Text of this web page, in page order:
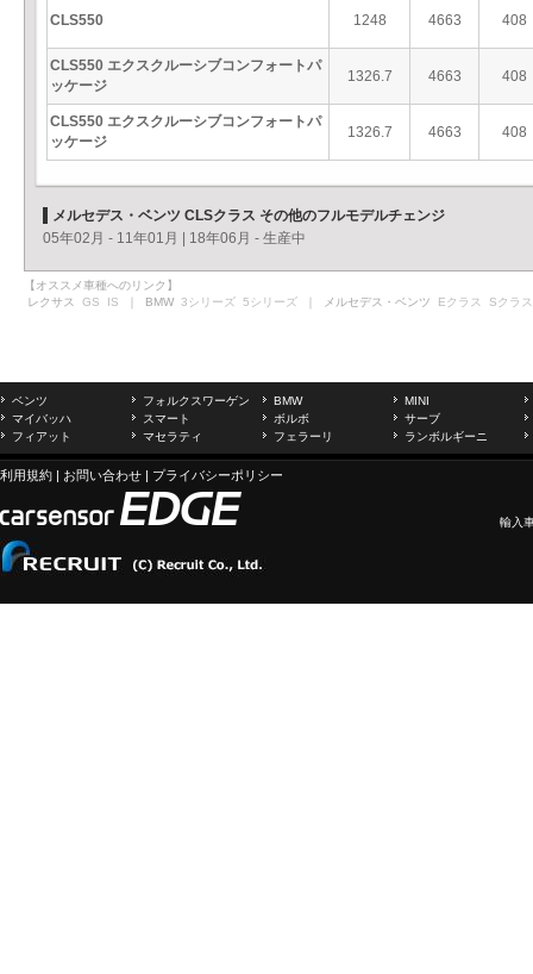
CLS550 1248 4663 408
CLS550 エクスクルーシブコンフォートパ
ッケージ
1326.7 4663 408
CLS550 エクスクルーシブコンフォートパ
ッケージ
1326.7 4663 408
メルセデス・ベンツ CLSクラス その他のフルモデルチェンジ
05年02月 - 11年01月
18年06月 - 生産中
【オススメ車種へのリンク】
レクサス GS IS ｜ BMW 3シリーズ 5シリーズ ｜ メルセデス・ベンツ Eクラス Sクラス
ベンツ フォルクスワーゲン BMW
MINI
マイバッハ
スマート ボルボ
サーブ
フィアット
マセラティ フェラーリ ランボルギーニ
利用規約 | お問い合わせ | プライバシーポリシー
輸入